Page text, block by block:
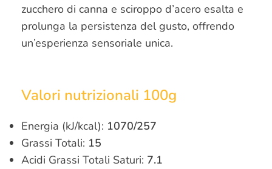
zucchero di canna e sciroppo d’acero esalta e
prolunga la persistenza del gusto, offrendo
un’esperienza sensoriale unica.
Valori nutrizionali 100g
Energia (kJ/kcal): 1070/257
Grassi Totali: 15
Acidi Grassi Totali Saturi: 7.1